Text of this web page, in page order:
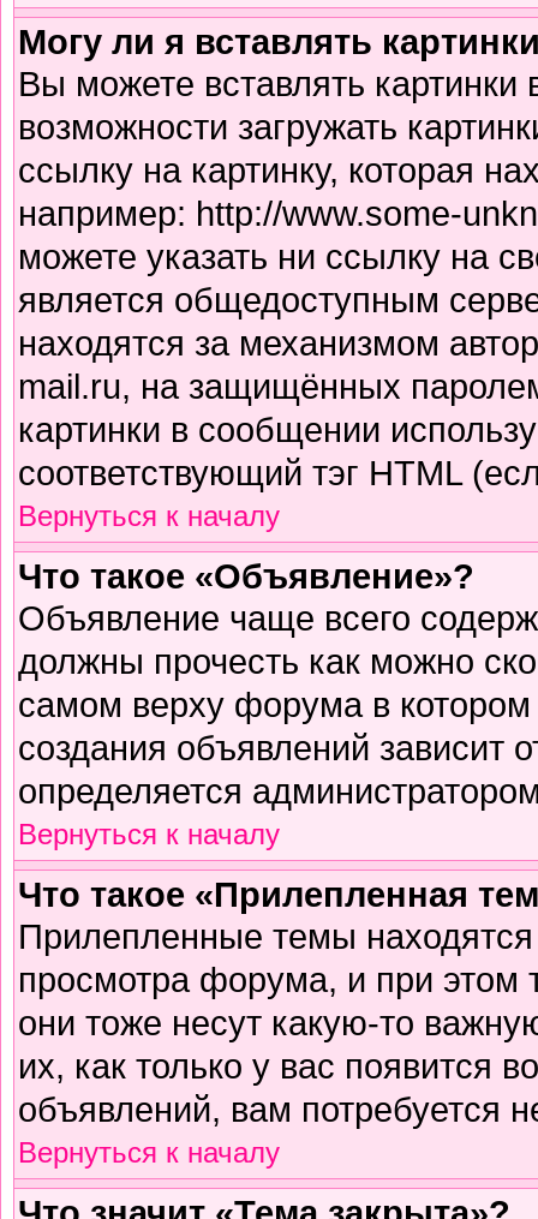
Могу ли я вставлять
Вы можете вставлять
возможности загружать
ссылку на картинку, которая
например: http://www.some-
можете указать ни ссылку на
является общедоступным
находятся за механизмом
mail.ru, на защищённых
картинки в сообщении
соответствующий тэг HTML
Вернуться к началу
Что такое «Объявление»?
Объявление чаще всего
должны прочесть как можно
самом верху форума в
создания объявлений зависит
определяется
Вернуться к началу
Что такое «Прилепленная
Прилепленные темы
просмотра форума, и при этом
они тоже несут какую-то
их, как только у вас появится
объявлений, вам потребуется
Вернуться к началу